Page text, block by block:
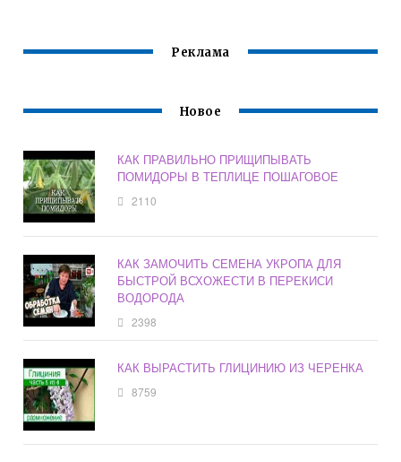
Реклама
Новое
КАК ПРАВИЛЬНО ПРИЩИПЫВАТЬ
ПОМИДОРЫ В ТЕПЛИЦЕ ПОШАГОВОЕ
2110
КАК ЗАМОЧИТЬ СЕМЕНА УКРОПА ДЛЯ
БЫСТРОЙ ВСХОЖЕСТИ В ПЕРЕКИСИ
ВОДОРОДА
2398
КАК ВЫРАСТИТЬ ГЛИЦИНИЮ ИЗ ЧЕРЕНКА
8759